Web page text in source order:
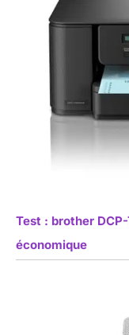
Test : brother
économique